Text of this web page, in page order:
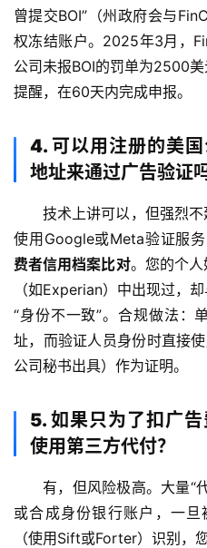
曾提交BOI”（州政府会与
权冻结账户。2025年3月，
公司未报BOI的罚单为2500
提醒，在60天内完成申报。
4. 可以用注册的美
地址来通过广告验证
技术上讲可以，但强烈
使用Google或Meta验证服
费者信用档案比对。您的个
（如Experian）中出现过，
“身份不一致”。合规做法：
址，而验证人员身份时直接
公司秘书出具）作为证明。
5. 如果只为了扣广
使用第三方代付？
有，但风险极高。大量“
或合成身份银行账户，一
（使用Sift或Forter）识别，